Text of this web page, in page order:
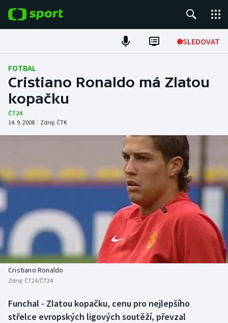
SLEDOVAT
Fotbal
Hokej
Tenis
Atletika
DALŠÍ SPORTY
Americký fotbal
Baseball a softbal
Basketbal
Biatlon
Boby a skeleton
NEPŘEHLÉDNĚTE
Soutěže
Historické návraty
Aplikace ČT sport
AZ kvíz
FOTBAL
Cristiano Ronaldo má Zlatou
kopačku
ČT24
14. 9. 2008 | Zdroj: ČTK
Cristiano Ronaldo
Zdroj: ČT24/ČT24
Funchal - Zlatou kopačku, cenu pro nejlepšího
střelce evropských ligových soutěží, převzal